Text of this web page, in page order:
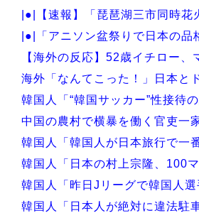
|●|【速報】「琵琶湖三市同時花
|●|「アニソン盆祭りで日本の品
【海外の反応】52歳イチロー、
海外「なんてこった！」日本と
韓国人「“韓国サッカー”性接待
中国の農村で横暴を働く官吏一
韓国人「韓国人が日本旅行で一
韓国人「日本の村上宗隆、100
韓国人「昨日Jリーグで韓国人選
韓国人「日本人が絶対に違法駐